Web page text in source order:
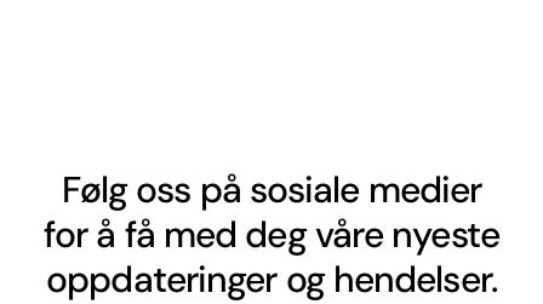
Følg oss på sosiale medier
for å få med deg våre nyeste
oppdateringer og hendelser.